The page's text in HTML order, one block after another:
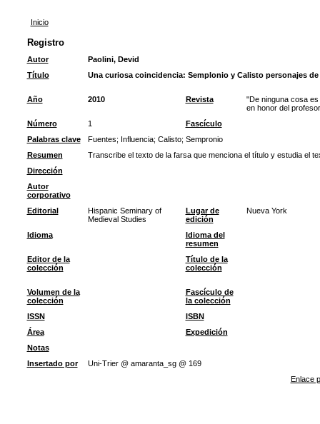
Inicio
Registro
Autor
Paolini, Devid
Título
Una curiosa coincidencia: Semplonio y Calisto personajes
Año 2010 Revista
"De ninguna cosa
en honor del
Número
1
Fascículo
Palabras clave
Fuentes; Influencia; Calisto; Sempronio
Resumen
Transcribe el texto de la farsa que menciona el título y estudia el
Dirección
Autor
corporativo
Editorial
Hispanic Seminary of
Medieval Studies
Lugar de
edición
Nueva York
Idioma
Idioma del
resumen
Editor de la
colección
Título de la
colección
Volumen de la
colección
Fascículo de
la colección
ISSN
ISBN
Área
Expedición
Notas
Insertado por
Uni-Trier @ amaranta_sg @ 169
Enlace